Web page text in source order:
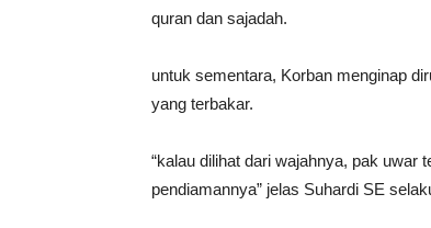
quran dan sajadah.
untuk sementara, Korban menginap
yang terbakar.
“kalau dilihat dari wajahnya, pak uwar
pendiamannya” jelas Suhardi SE